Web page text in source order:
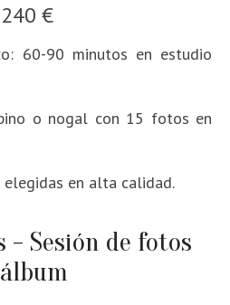
240 €
60-90 minutos en estudio
o nogal con 15 fotos en
en alta calidad.
- Sesión de fotos